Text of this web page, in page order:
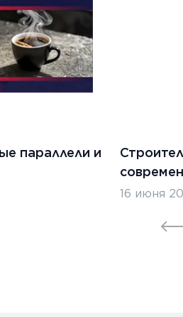
параллели и
16 июня